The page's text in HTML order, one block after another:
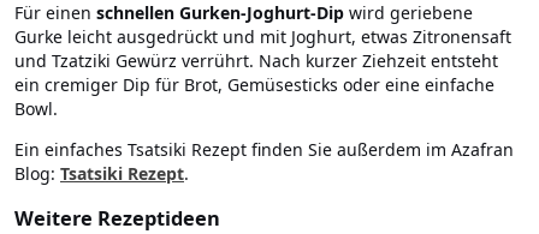
Für einen schnellen Gurken-Joghurt-Dip wird geriebene
Gurke leicht ausgedrückt und mit Joghurt, etwas Zitronensaft
und Tzatziki Gewürz verrührt. Nach kurzer Ziehzeit entsteht
ein cremiger Dip für Brot, Gemüsesticks oder eine einfache
Bowl.
Ein einfaches Tsatsiki Rezept finden Sie außerdem im Azafran
Blog: Tsatsiki Rezept.
Weitere Rezeptideen